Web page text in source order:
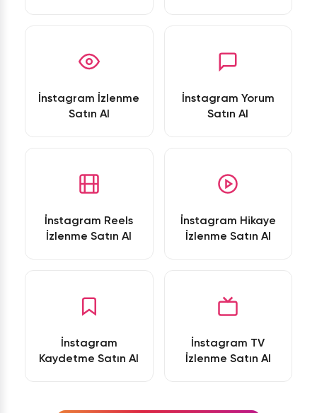
İnstagram İzlenme
Satın Al
İnstagram Yorum
Satın Al
İnstagram Reels
İzlenme Satın Al
İnstagram Hikaye
İzlenme Satın Al
İnstagram
Kaydetme Satın Al
İnstagram TV
İzlenme Satın Al